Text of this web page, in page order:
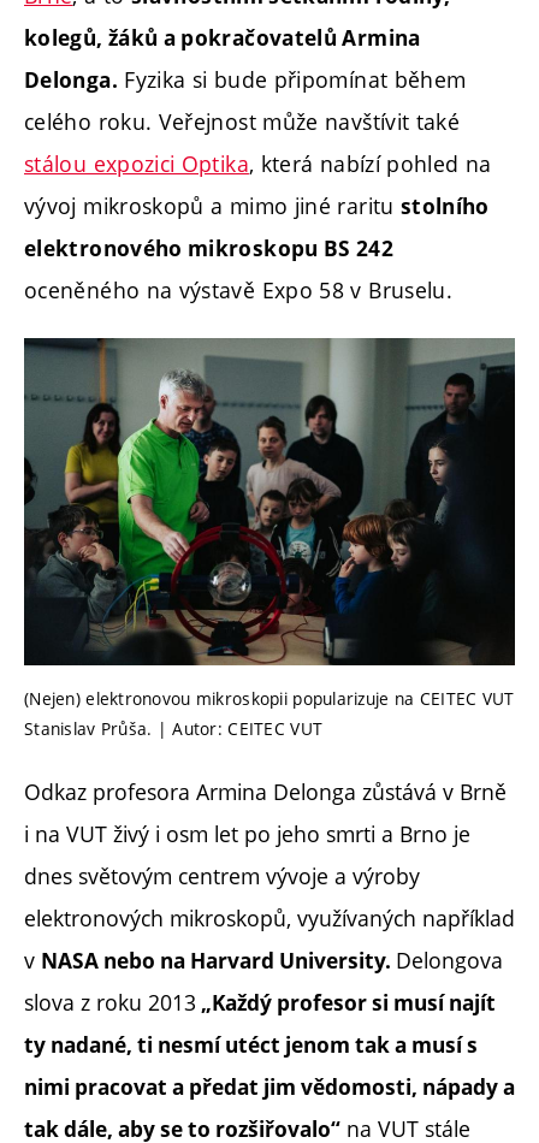
kolegů, žáků a pokračovatelů Armina
Delonga. Fyzika si bude připomínat během
celého roku. Veřejnost může navštívit také
stálou expozici Optika, která nabízí pohled na
vývoj mikroskopů a mimo jiné raritu stolního
elektronového mikroskopu BS 242
oceněného na výstavě Expo 58 v Bruselu.
(Nejen) elektronovou mikroskopii popularizuje na CEITEC VUT
Stanislav Průša. | Autor: CEITEC VUT
Odkaz profesora Armina Delonga zůstává v Brně
i na VUT živý i osm let po jeho smrti a Brno je
dnes světovým centrem vývoje a výroby
elektronových mikroskopů, využívaných například
v NASA nebo na Harvard University. Delongova
slova z roku 2013 „Každý profesor si musí najít
ty nadané, ti nesmí utéct jenom tak a musí s
nimi pracovat a předat jim vědomosti, nápady a
tak dále, aby se to rozšiřovalo“ na VUT stále